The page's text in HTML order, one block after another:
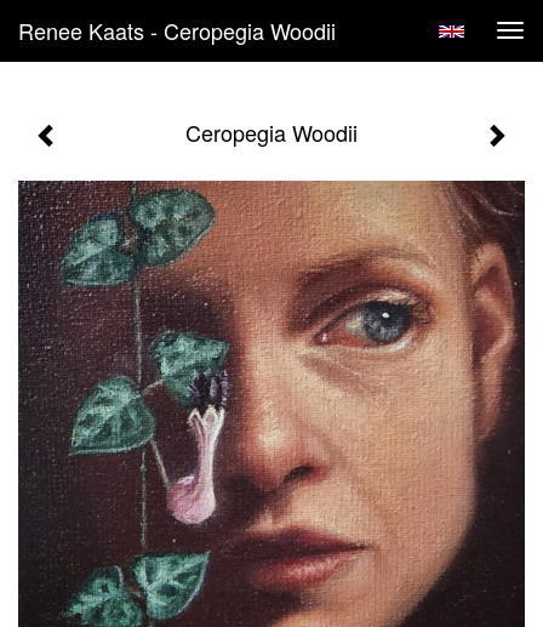
Renee Kaats - Ceropegia Woodii
Ceropegia Woodii